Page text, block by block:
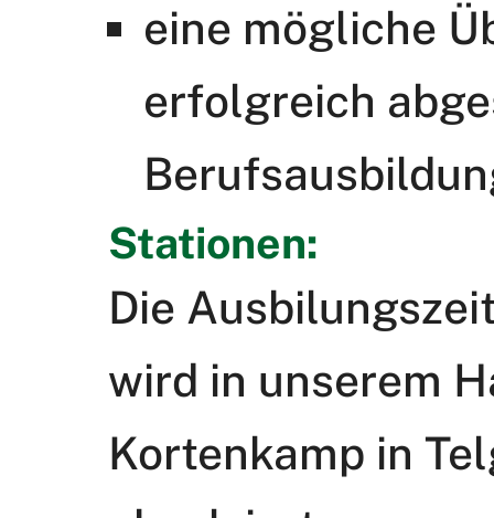
eine mögliche
erfolgreich
Stationen:
Die
wird in unserem
Kortenkamp in